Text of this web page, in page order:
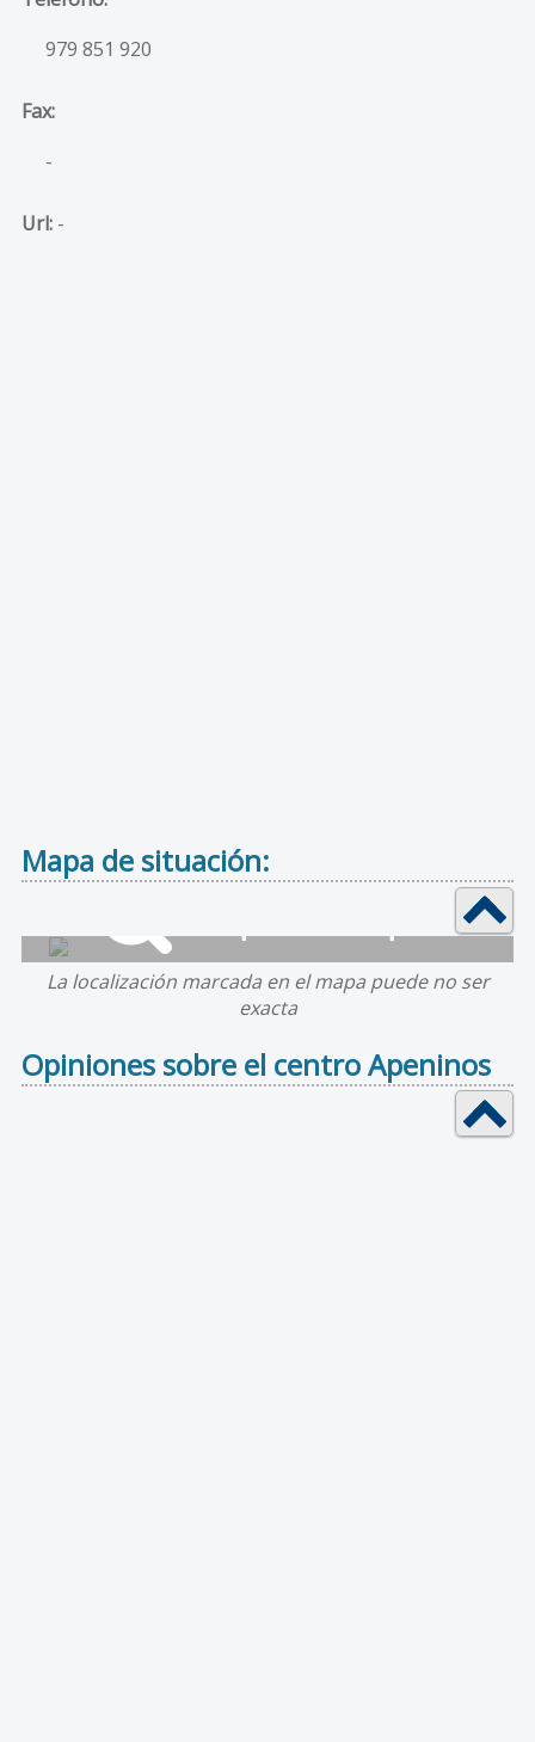
979 851 920
Fax:
-
Url:-
Mapa de situación:
La localización marcada en el mapa puede no ser
exacta
Opiniones sobre el centro Apeninos